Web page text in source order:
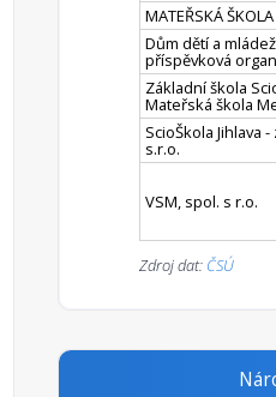
MATEŘSKÁ
Dům dětí a
příspěvková
Základní škola
Mateřská škola
ScioŠkola Jihlava
s.r.o.
VSM, spol. s r.o.
Zdroj dat: ČSÚ